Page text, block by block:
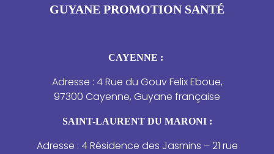
GUYANE PROMOTION SANTÉ
CAYENNE :
Adresse : 4 Rue du Gouv Felix Eboue,
97300 Cayenne, Guyane française
SAINT-LAURENT DU MARONI :
Adresse : 4 Résidence des Jasmins – 21 rue